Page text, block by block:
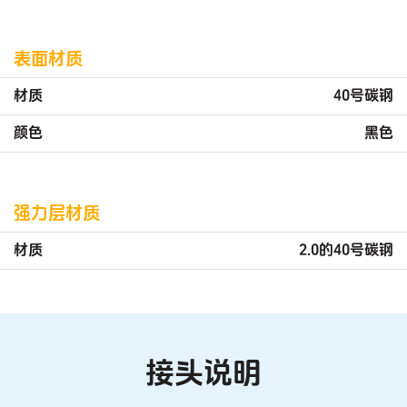
表面材质
材质 40号碳钢
颜色 黑色
强力层材质
材质 2.0的40号碳钢
接头说明